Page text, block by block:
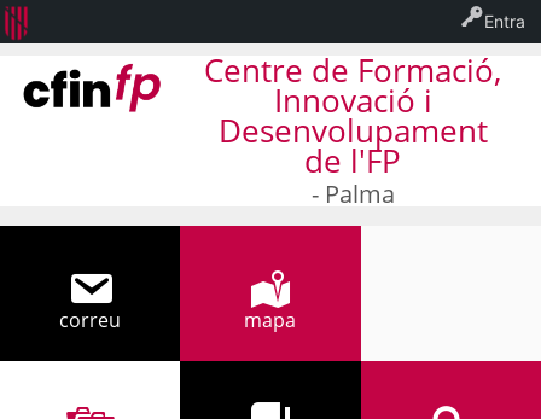
Centre de Formació,
Innovació i
Desenvolupament
de l'FP
- Palma
correu mapa
Entra